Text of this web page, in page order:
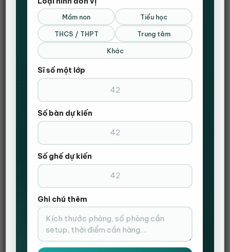
ĐẶT HÀNG NHANH
Gọi Điện Xác Nhận Và Giao Hàng Tận Nơi
Mầm non Tiểu học
THCS / THPT Trung tâm
Khác
Sĩ số một lớp
Số bàn dự kiến
Số ghế dự kiến
Ghi chú thêm